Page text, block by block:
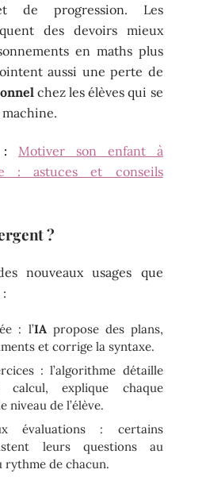
de progression. Les
des devoirs mieux
en maths plus
aussi une perte de
chez les élèves qui se
Motiver son enfant à
: astuces et conseils
?
nouveaux usages que
: l’IApropose des plans,
et corrige la syntaxe.
: l’algorithme détaille
explique chaque
niveau de l’élève.
évaluations : certains
leurs questions au
rythme de chacun.